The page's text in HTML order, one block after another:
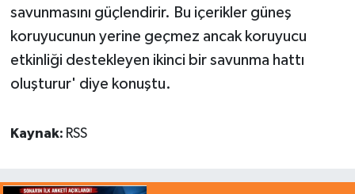
savunmasını güçlendirir. Bu içerikler güneş
koruyucunun yerine geçmez ancak koruyucu
etkinliği destekleyen ikinci bir savunma hattı
oluşturur' diye konuştu.
Kaynak: RSS